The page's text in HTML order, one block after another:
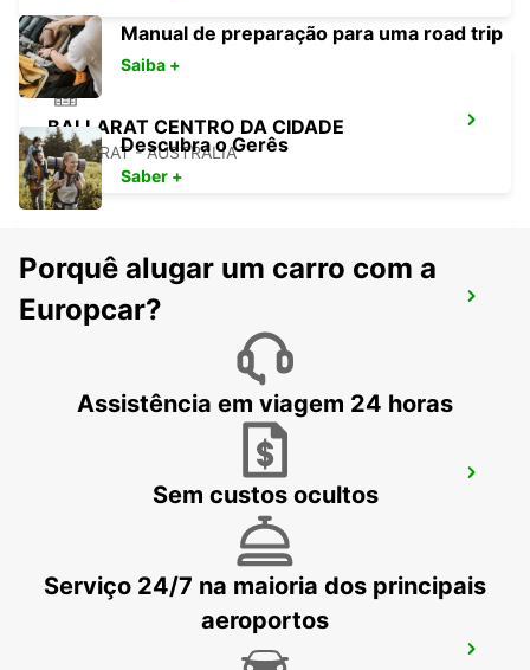
BALLARAT CENTRO DA CIDADE
BALLARAT - AUSTRALIA
GEELONG CENTRO DA CIDADE
GEELONG - AUSTRALIA
MELBOURNE HOPPERS CROSSING
HOPPERS CROSSING - AUSTRALIA
AEROPORTO DE MELBOURNE
Manual de preparação para uma road trip
Saiba +
Descubra o Gerês
Saber +
Porquê alugar um carro com a
Europcar?
Assistência em viagem 24 horas
Sem custos ocultos
Serviço 24/7 na maioria dos principais
aeroportos